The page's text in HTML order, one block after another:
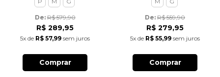
De: R$ 579,90
R$ 289,95
5x de R$ 57,99 sem juros
Comprar
De: R$ 559,90
R$ 279,95
5x de R$ 55,99 sem juros
Comprar